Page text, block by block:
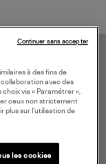
à des fins de
avec des
via « Paramétrer »,
ceux non strictement
plus sur l’utilisation de
les cookies
Continuer sans accepter